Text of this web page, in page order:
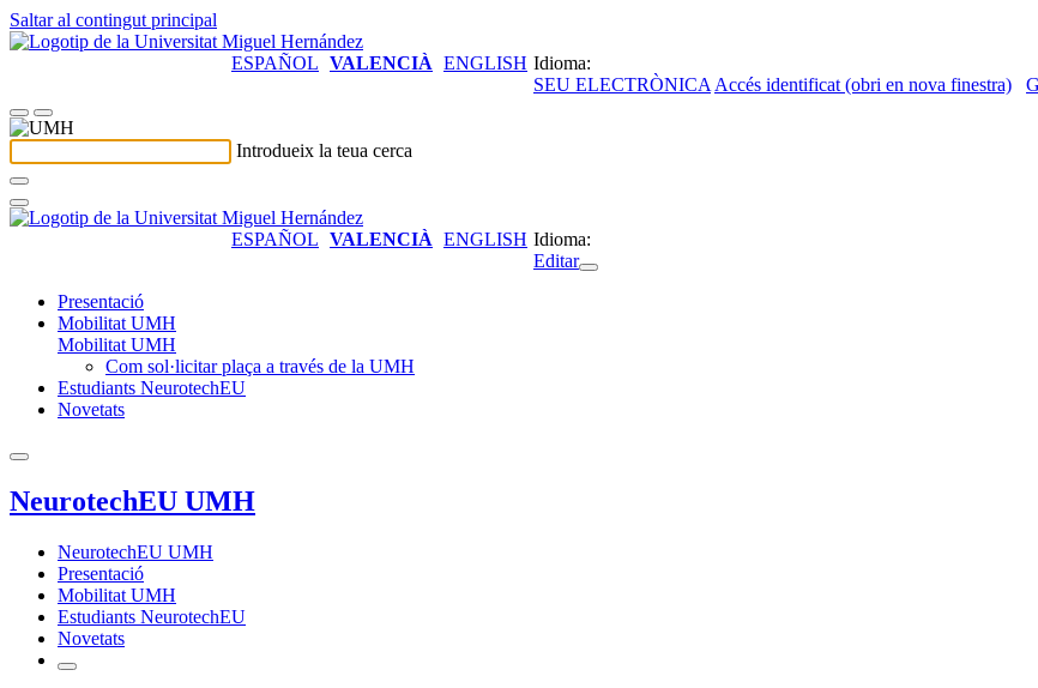
Saltar al contingut principal
Idioma:
ESPAÑOL VALENCIÀ ENGLISH
SEU ELECTRÒNICA Accés identificat (obri en nova finestra)
Introdueix la teua cerca
Idioma:
ESPAÑOL VALENCIÀ ENGLISH
Editar
Presentació
Mobilitat UMH
Mobilitat UMH
Com sol·licitar plaça a través de la UMH
Estudiants NeurotechEU
Novetats
NeurotechEU UMH
NeurotechEU UMH
Presentació
Mobilitat UMH
Estudiants NeurotechEU
Novetats